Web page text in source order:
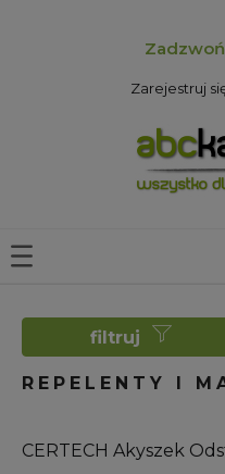
Zarejestruj
filtruj
REPELENTY I
CERTECH Akyszek